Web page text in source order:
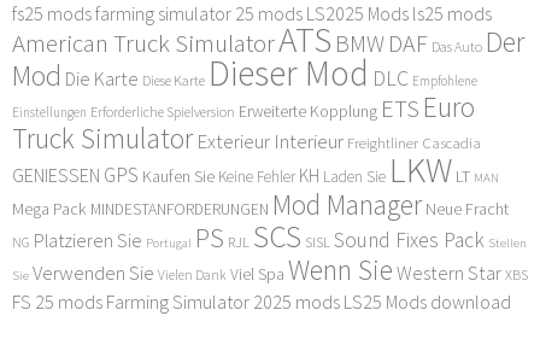
fs25 modsfarming simulator 25 mods LS2025 Mods ls25 mods
American Truck SimulatorATS BMW DAF Das Auto Der
Mod Die Karte Diese Karte Dieser Mod DLC Empfohlene
Einstellungen Erforderliche Spielversion Erweiterte Kopplung ETS Euro
Truck Simulator Exterieur Interieur Freightliner Cascadia
GENIESSEN GPS Kaufen Sie Keine Fehler KH Laden Sie LKW LT MAN
Mega Pack MINDESTANFORDERUNGEN Mod Manager Neue Fracht
NG Platzieren Sie Portugal PS RJL SCS SISLSound Fixes Pack Stellen
Sie Verwenden Sie Vielen Dank Viel Spa Wenn Sie Western Star XBS
FS 25 mods Farming Simulator 2025 mods LS25 Mods download